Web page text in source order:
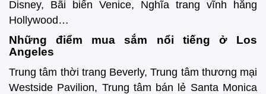
Disney, Bãi biển Venice, Nghĩa trang vĩnh hằng
Hollywood…
Những điểm mua sắm nổi tiếng ở Los
Angeles
Trung tâm thời trang Beverly, Trung tâm thương mại
Westside Pavilion, Trung tâm bán lẻ Santa Monica